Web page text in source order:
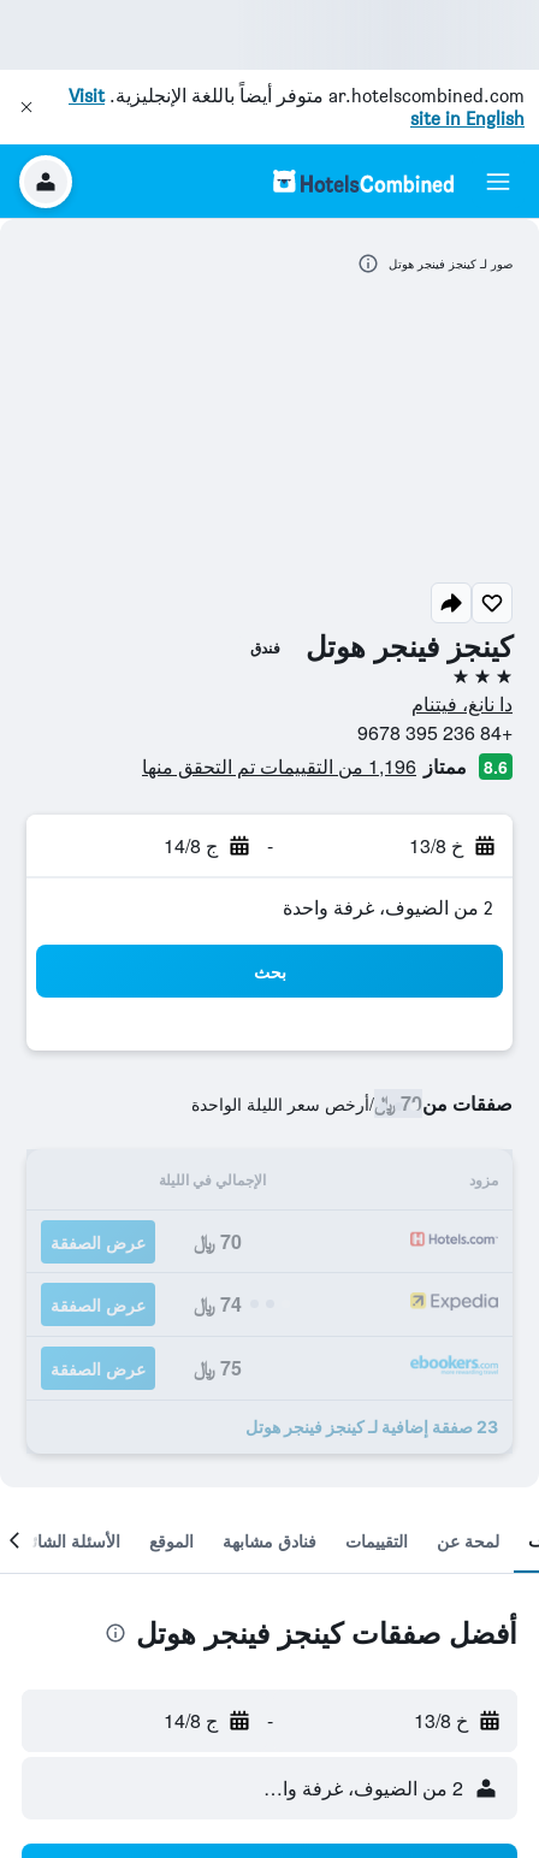
ar.hotelscombined.com متوفر أيضاً باللغة الإنجليزية.Visit
site in English
كينجز فينجر هوتل فندق
3 نجوم
دا نانغ، فيتنام
+84 236 395 9678
8.6 ممتاز 1,196 من التقييمات تم التحقق منها
خ 13/8 - ج 14/8
2 من الضيوف، غرفة واحدة
بحث
صفقات من70 ﷼ /أرخص سعر الليلة الواحدة
مزود الإجمالي في الليلة
70 ﷼ عرض الصفقة
74 ﷼ عرض الصفقة
75 ﷼ عرض الصفقة
23 صفقة إضافية لـ كينجز فينجر هوتل
صور لـ كينجز فينجر هوتل
لمحة عن التقييمات فنادق مشابهة الموقع الأسئلة الشائعة
أفضل صفقات كينجز فينجر هوتل
خ 13/8 - ج 14/8
2 من الضيوف، غرفة واحدة